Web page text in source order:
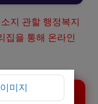
지 관할 행정복지
집을 통해 온라인
원 신청하기